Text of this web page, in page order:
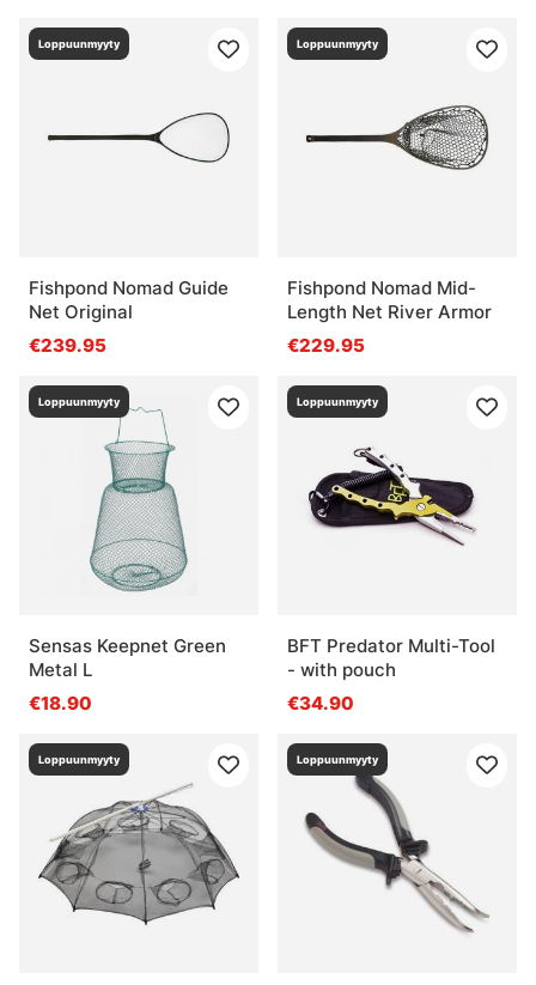
Loppuunmyyty
Fishpond Nomad Guide
Net Original
€239.95
Loppuunmyyty
Fishpond Nomad Mid-
Length Net River Armor
€229.95
Loppuunmyyty
Sensas Keepnet Green
Metal L
€18.90
Loppuunmyyty
BFT Predator Multi-Tool
- with pouch
€34.90
Loppuunmyyty Loppuunmyyty